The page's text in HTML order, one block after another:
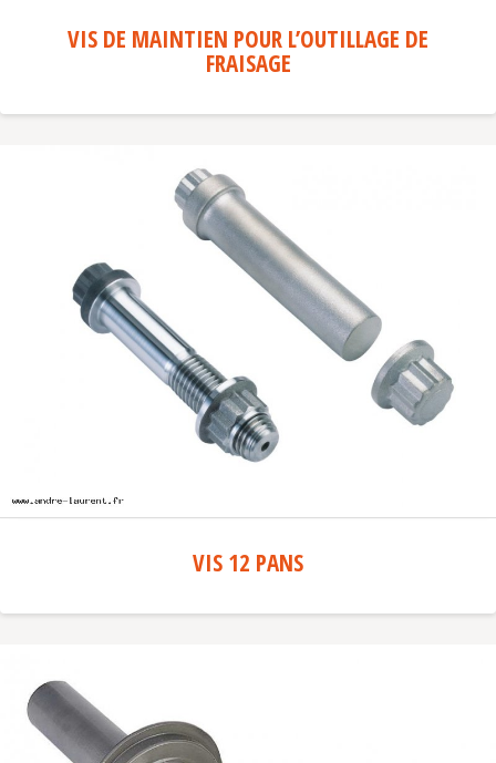
VIS DE MAINTIEN POUR L’OUTILLAGE DE
FRAISAGE
VIS 12 PANS